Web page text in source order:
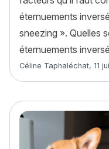
éternuements
sneezing ». Quelles
éternuements
Article rédigé par
Céline Taphaléchat, 11